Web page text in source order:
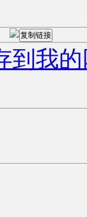
复制链接
到我